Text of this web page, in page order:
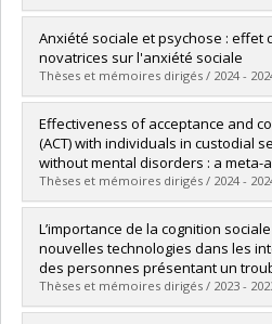
Diplômé(e) :Chalut Bienvenu,
Cycle :Doctorat
Diplôme obtenu :D. Psy.
Lien vers le document dans
Anxiété sociale et psychose : effet
novatrices sur l'anxiété sociale
Thèses et mémoires dirigés / 2024 -
Diplômé(e) :Bravo Calderon,
Cycle :Doctorat
Diplôme obtenu :Ph. D.
Lien vers le document dans
Effectiveness of acceptance and
(ACT) with individuals in custodial
without mental disorders : a meta-
Thèses et mémoires dirigés / 2024 -
Diplômé(e) : Merlo, Raphaëlle
Cycle :Maîtrise
Diplôme obtenu :M. Sc.
Lien vers le document dans
L’importance de la cognition
nouvelles technologies dans les
des personnes présentant un
Thèses et mémoires dirigés / 2023 -